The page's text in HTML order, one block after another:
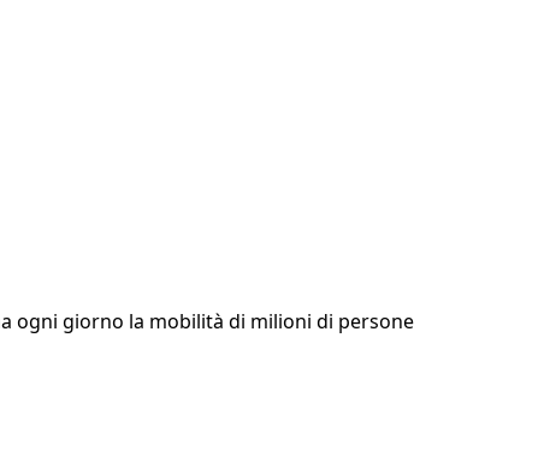
ogni giorno la mobilità di milioni di persone